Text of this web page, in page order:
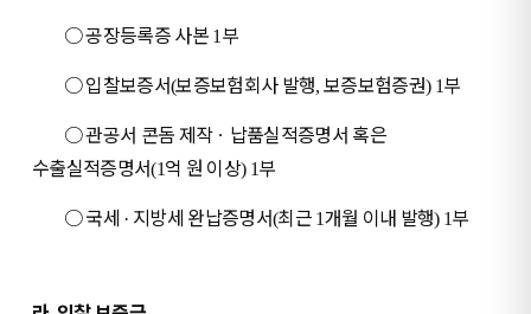
○공장등록증 사본 1 부
○입찰보증서(보증보험회사 발행,보증보험증권) 1부
○관공서 콘돔 제작ㆍ 납품실적증명서 혹은
수출실적증명서(1억 원 이상) 1부
○국세 · 지방세 완납증명서(최근 1개월 이내 발행) 1부